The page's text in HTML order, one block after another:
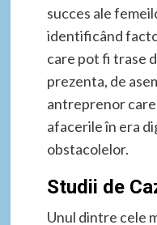
succes ale
identificând
care pot fi trase
prezenta, de
antreprenor
afacerile în era
obstacolelor.
Studii de
Unul dintre cele